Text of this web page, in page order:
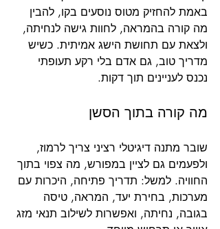
באמת להחזיק מטוס נוסעים בקו, להבין
מה קורה בהמראה, לחוות גישה לנחיתה,
ולצאת עם תחושת הישג אמיתית. כשיש
מדריך טוב, גם אדם בלי רקע תעופתי
נכנס לעניינים תוך דקות.
מה קורה בתוך הסשן
שובר מתנה דיגיטלי רציני צריך לרמוז,
ולפעמים גם לציין במפורש, מה צפוי בתוך
החוויה. למשל: תדריך פתיחה, היכרות עם
מערכות, בחירת יעד, המראה, טיסה
בגובה, נחיתה, ואפשרות לשילוב תנאי מזג